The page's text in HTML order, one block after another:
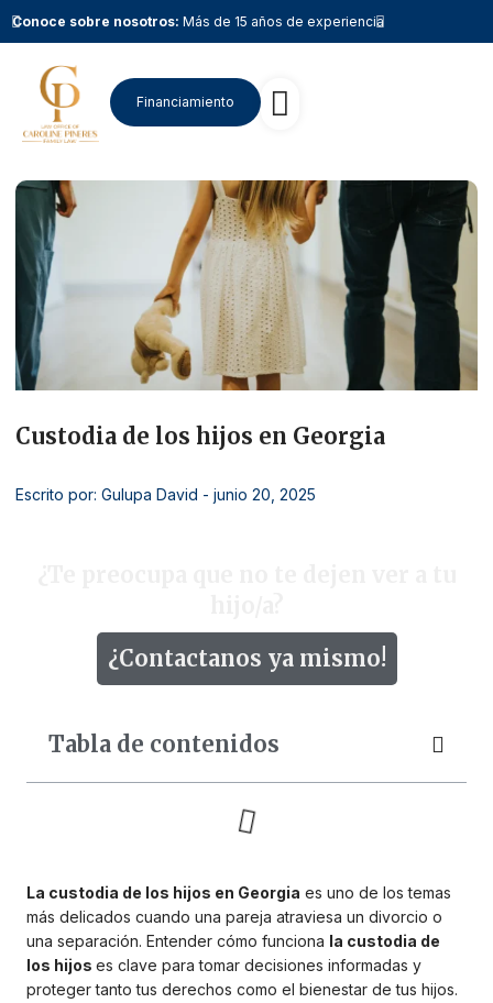
Conoce sobre nosotros: Más de 15 años de experiencia
Financiamiento
Custodia de los hijos en Georgia
Escrito por: Gulupa David - junio 20, 2025
¿Contactanos ya mismo!
Tabla de contenidos
La custodia de los hijos en Georgia es uno de los temas
más delicados cuando una pareja atraviesa un divorcio o
una separación. Entender cómo funciona la custodia de
los hijos es clave para tomar decisiones informadas y
proteger tanto tus derechos como el bienestar de tus hijos.